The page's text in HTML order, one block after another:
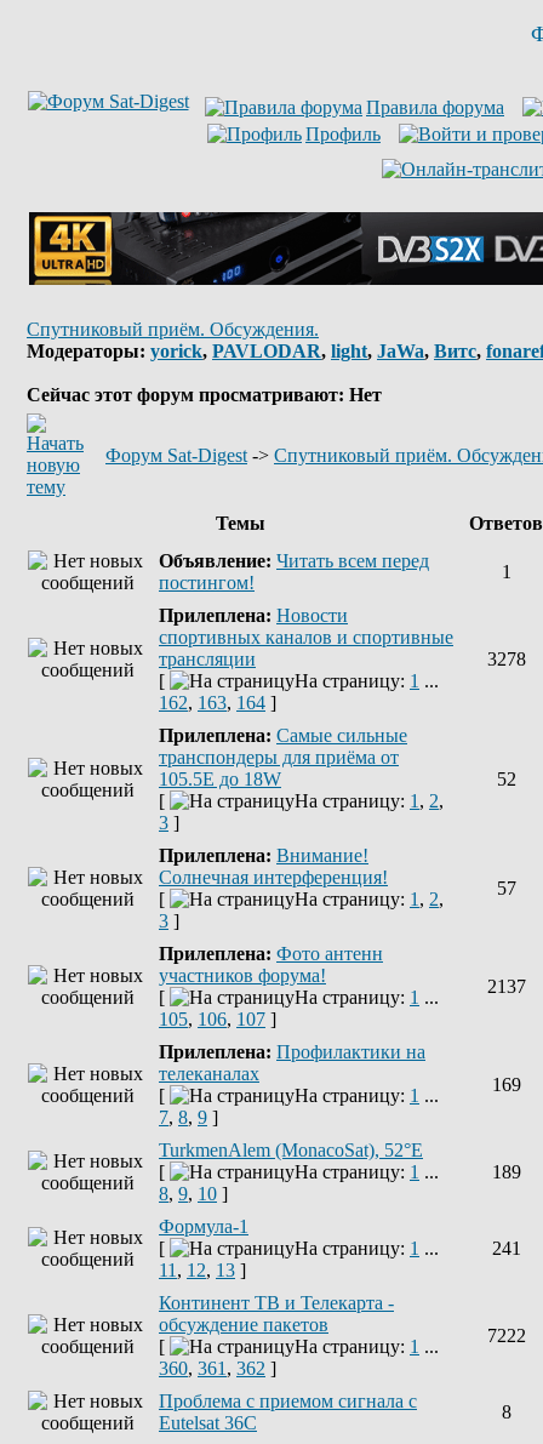
Правила форума
Профиль
Спутниковый приём. Обсуждения.
Модераторы: yorick, PAVLODAR, light, JaWa, Витс,
Сейчас этот форум просматривают: Нет
Форум Sat-Digest -> Спутниковый приём.
Темы
Объявление: Читать всем перед
постингом!
1
Прилеплена: Новости
спортивных каналов и спортивные
трансляции
[
На страницу: 1 ...
162, 163, 164 ]
3278
Прилеплена: Самые сильные
транспондеры для приёма от
105.5Е до 18W
[
На страницу: 1 , 2,
3 ]
52
Прилеплена: Внимание!
Солнечная интерференция!
[
На страницу: 1 , 2,
3 ]
57
Прилеплена: Фото антенн
участников форума!
[
На страницу: 1 ...
105, 106, 107 ]
2137
Прилеплена: Профилактики на
телеканалах
[
На страницу: 1 ...
7, 8, 9 ]
169
TurkmenAlem (MonacoSat), 52°E
[
На страницу: 1 ...
8, 9, 10 ]
189
Формула-1
[
На страницу: 1 ...
11 , 12, 13 ]
241
Континент ТВ и Телекарта -
обсуждение пакетов
[
На страницу: 1 ...
360, 361 , 362 ]
7222
Проблема с приемом сигнала с
Eutelsat 36C
8